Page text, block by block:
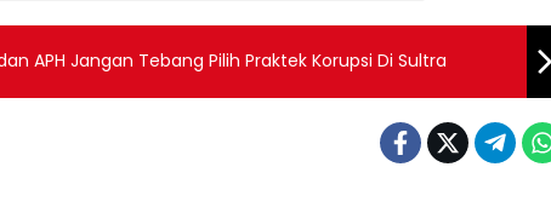
APH Jangan Tebang Pilih Praktek Korupsi Di Sultra